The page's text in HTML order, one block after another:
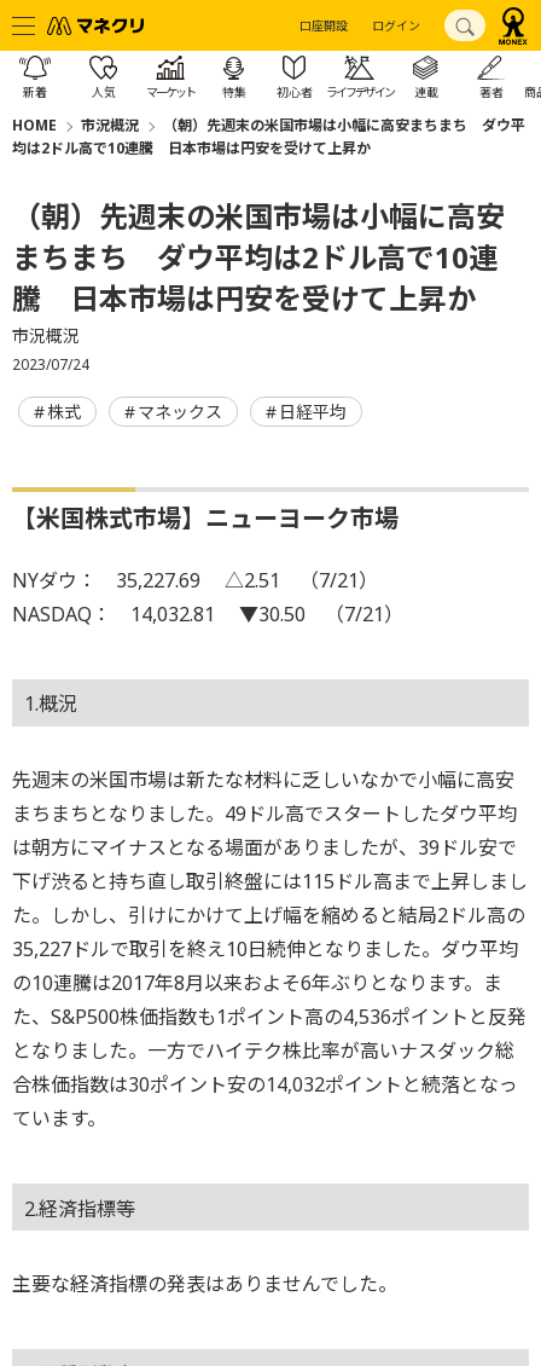
口座開設 ログイン
新着 人気 マーケット 特集 初心者 ライフデザイン 連載 著者 商
HOME 市況概況
（朝）先週末の米国市場は小幅に高安まちまち ダウ平
均は2ドル高で10連騰 日本市場は円安を受けて上昇か
（朝）先週末の米国市場は小幅に高安
まちまち ダウ平均は2ドル高で10連
騰 日本市場は円安を受けて上昇か
市況概況
2023/07/24
株式 マネックス 日経平均
【米国株式市場】ニューヨーク市場
NYダウ： 35,227.69 △2.51 （7/21）
NASDAQ： 14,032.81 ▼30.50 （7/21）
1.概況
先週末の米国市場は新たな材料に乏しいなかで小幅に高安
まちまちとなりました。49ドル高でスタートしたダウ平均
は朝方にマイナスとなる場面がありましたが、39ドル安で
下げ渋ると持ち直し取引終盤には115ドル高まで上昇しまし
た。しかし、引けにかけて上げ幅を縮めると結局2ドル高の
35,227ドルで取引を終え10日続伸となりました。ダウ平均
の10連騰は2017年8月以来およそ6年ぶりとなります。ま
た、S&P500株価指数も1ポイント高の4,536ポイントと反発
となりました。一方でハイテク株比率が高いナスダック総
合株価指数は30ポイント安の14,032ポイントと続落となっ
ています。
2.経済指標等
主要な経済指標の発表はありませんでした。